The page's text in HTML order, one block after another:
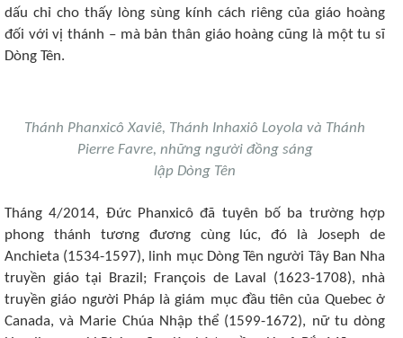
dấu chỉ cho thấy lòng sùng kính cách riêng của giáo hoàng
đối với vị thánh – mà bản thân giáo hoàng cũng là một tu sĩ
Dòng Tên.
Thánh Phanxicô Xaviê, Thánh Inhaxiô Loyola và Thánh
Pierre Favre, những người đồng sáng
lập Dòng Tên
Tháng 4/2014, Đức Phanxicô đã tuyên bố ba trường hợp
phong thánh tương đương cùng lúc, đó là Joseph de
Anchieta (1534-1597), linh mục Dòng Tên người Tây Ban Nha
truyền giáo tại Brazil; François de Laval (1623-1708), nhà
truyền giáo người Pháp là giám mục đầu tiên của Quebec ở
Canada, và Marie Chúa Nhập thể (1599-1672), nữ tu dòng